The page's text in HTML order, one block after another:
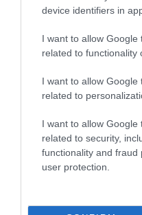
device identifiers in
I want to allow Google
related to functionality
I want to allow Google
related to
I want to allow Google
related to security,
functionality and
user protection.
EGY ELSÜLLYEDT HAJÓ
A RUHA, AMELY TÚLÉLTE A
TENGERT
2026-06-29